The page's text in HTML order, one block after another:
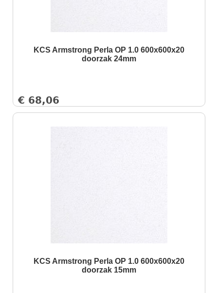
KCS Armstrong Perla OP 1.0 600x600x20
doorzak 24mm
€ 68,06
KCS Armstrong Perla OP 1.0 600x600x20
doorzak 15mm